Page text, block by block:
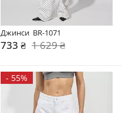
Джинси  BR-1071
733 ₴ 1 629 ₴
- 55%